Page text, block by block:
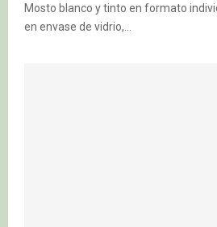
Mosto blanco y tinto en formato
en envase de vidrio,...